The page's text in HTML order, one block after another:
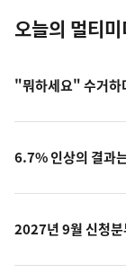
오늘의 멀티미
"뭐하세요" 수거하
6.7% 인상의 결과
2027년 9월 신청